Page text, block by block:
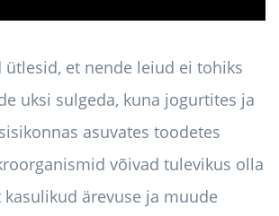
ütlesid, et nende leiud ei tohiks
uksi sulgeda, kuna jogurtites ja
asuvates toodetes
võivad tulevikus olla
ärevuse ja muude